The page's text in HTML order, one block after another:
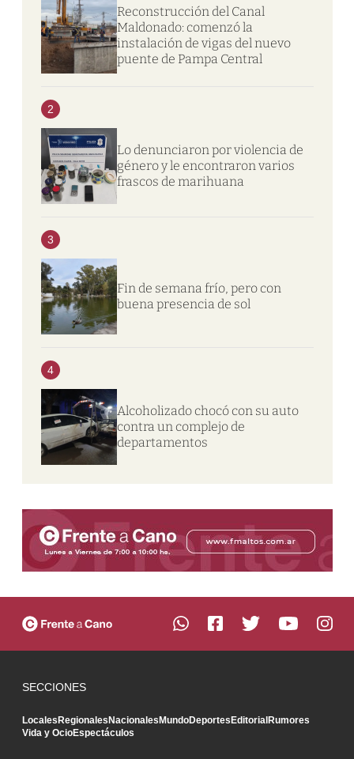
Reconstrucción del Canal
Maldonado: comenzó la
instalación de vigas del nuevo
puente de Pampa Central
2
Lo denunciaron por violencia de
género y le encontraron varios
frascos de marihuana
3
Fin de semana frío, pero con
buena presencia de sol
4
Alcoholizado chocó con su auto
contra un complejo de
departamentos
SECCIONES
LocalesRegionalesNacionalesMundoDeportesEditorialRumores
Vida y OcioEspectáculos